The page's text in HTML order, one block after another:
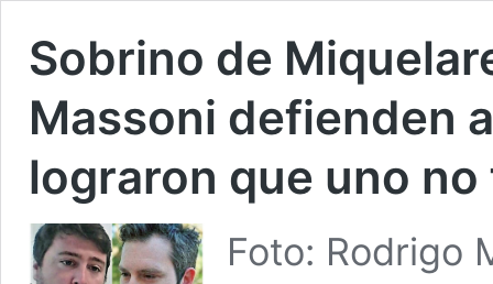
Sobrino de
Massoni defienden
lograron que uno
Foto: Rodrigo